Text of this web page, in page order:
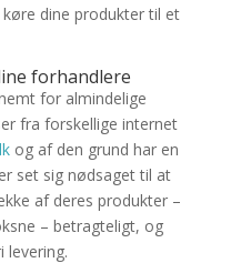
dine produkter til et
forhandlere
for almindelige
fra forskellige internet
og af den grund har en
set sig nødsaget til at
af deres produkter –
– betragteligt, og
levering.